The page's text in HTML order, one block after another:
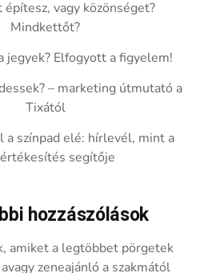
építesz, vagy közönséget?
Mindkettőt?
jegyek? Elfogyott a figyelem!
– marketing útmutató a
Tixától
a színpad elé: hírlevél, mint a
segítője
hozzászólások
amiket a legtöbbet pörgetek
zeneajánló a szakmától